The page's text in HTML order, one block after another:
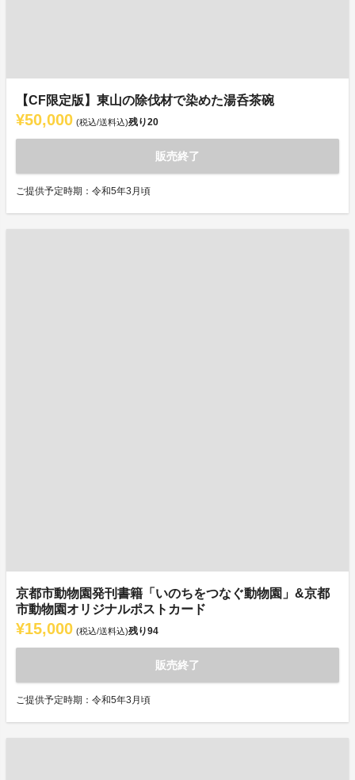
【CF限定版】東山の除伐材で染めた湯呑茶碗
¥50,000 (税込/送料込)残り20
販売終了
ご提供予定時期：令和5年3月頃
京都市動物園発刊書籍「いのちをつなぐ動物園」&京都
市動物園オリジナルポストカード
¥15,000 (税込/送料込)残り94
販売終了
ご提供予定時期：令和5年3月頃